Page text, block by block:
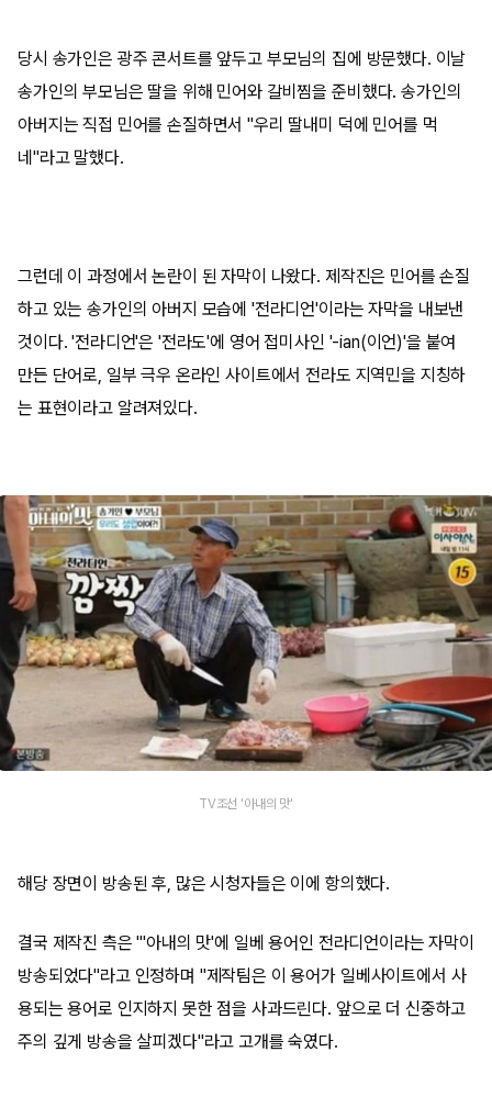
당시 송가인은 광주 콘서트를 앞두고 부모님의 집에 방문했다. 이날
송가인의 부모님은 딸을 위해 민어와 갈비찜을 준비했다. 송가인의
아버지는 직접 민어를 손질하면서 "우리 딸내미 덕에 민어를 먹
네"라고 말했다.
그런데 이 과정에서 논란이 된 자막이 나왔다. 제작진은 민어를 손질
하고 있는 송가인의 아버지 모습에 '전라디언'이라는 자막을 내보낸
것이다. '전라디언'은 '전라도'에 영어 접미사인 '-ian(이언)'을 붙여
만든 단어로, 일부 극우 온라인 사이트에서 전라도 지역민을 지칭하
는 표현이라고 알려져있다.
TV조선 '아내의 맛'
해당 장면이 방송된 후, 많은 시청자들은 이에 항의했다.
결국 제작진 측은 "'아내의 맛'에 일베 용어인 전라디언이라는 자막이
방송되었다"라고 인정하며 "제작팀은 이 용어가 일베사이트에서 사
용되는 용어로 인지하지 못한 점을 사과드린다. 앞으로 더 신중하고
주의 깊게 방송을 살피겠다"라고 고개를 숙였다.